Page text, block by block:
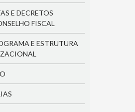
E DECRETOS
FISCAL
E ESTRUTURA